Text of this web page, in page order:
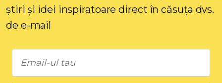
știri și idei inspiratoare direct în căsuța dvs.
de e-mail